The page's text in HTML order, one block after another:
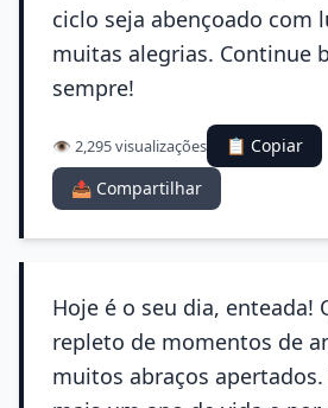
ciclo seja abençoado com
muitas alegrias. Continue
sempre!
👁️ 2,295 visualizações
📋 Copiar
📤 Compartilhar
Hoje é o seu dia, enteada!
repleto de momentos de
muitos abraços